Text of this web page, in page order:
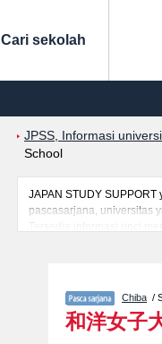
Cari sekolah
JPSS, Informasi
School
JAPAN STUDY
pascasarjana, universitas
Tersedia informasi rinci
Chiba /
和洋女子